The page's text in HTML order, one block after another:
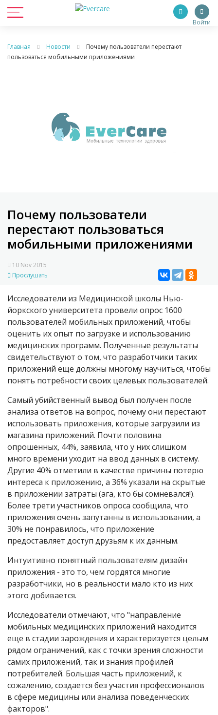
Войти
Главная Новости
Почему пользователи перестают
пользоваться мобильными приложениями
Почему пользователи
перестают пользоваться
мобильными приложениями
10 Nov 2015
Прослушать
Исследователи из Медицинской школы Нью-
йоркского университета провели опрос 1600
пользователей мобильных приложений, чтобы
оценить их опыт по загрузке и использованию
медицинских программ. Полученные результаты
свидетельствуют о том, что разработчики таких
приложений еще должны многому научиться, чтобы
понять потребности своих целевых пользователей.
Самый убийственный вывод был получен после
анализа ответов на вопрос, почему они перестают
использовать приложения, которые загрузили из
магазина приложений. Почти половина
опрошенных, 44%, заявила, что у них слишком
много времени уходит на ввод данных в систему.
Другие 40% отметили в качестве причины потерю
интереса к приложению, а 36% указали на скрытые
в приложении затраты (ага, кто бы сомневался!).
Более трети участников опроса сообщила, что
приложения очень запутанны в использовании, а
30% не понравилось, что приложение
предоставляет доступ друзьям к их данным.
Интуитивно понятный пользователям дизайн
приложения - это то, чем гордятся многие
разработчики, но в реальности мало кто из них
этого добивается.
Исследователи отмечают, что "направление
мобильных медицинских приложений находится
еще в стадии зарождения и характеризуется целым
рядом ограничений, как с точки зрения сложности
самих приложений, так и знания профилей
потребителей. Большая часть приложений, к
сожалению, создается без участия профессионалов
в сфере медицины или анализа поведенческих
факторов".